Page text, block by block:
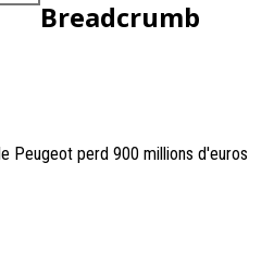
Breadcrumb
Peugeot perd 900 millions d'euros